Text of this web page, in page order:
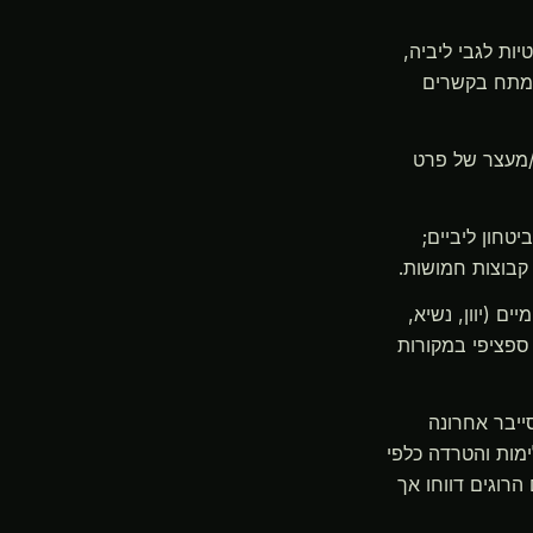
לגבי ליביה,
מתח בקשרים
מעצר של פרט
ליביים;
חמושות.
(יוון, נשיא,
במקורות
אחרונה
והטרדה כלפי
דווחו אך